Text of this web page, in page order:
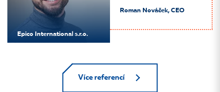
Epico International s.r.o.
Roman Nováček, CEO
Více referencí